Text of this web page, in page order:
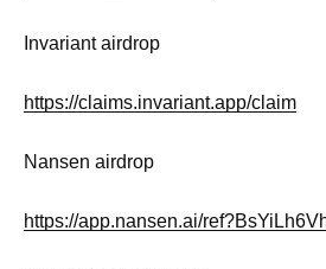
Invariant airdrop
https://claims.invariant.app/claim
Nansen airdrop
https://app.nansen.ai/